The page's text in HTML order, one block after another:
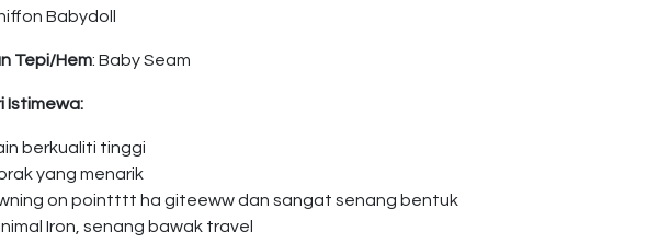
Babydoll
Tepi/Hem: Baby Seam
Istimewa:
berkualiti tinggi
yang menarik
on pointttt ha giteeww dan sangat senang bentuk
Iron, senang bawak travel